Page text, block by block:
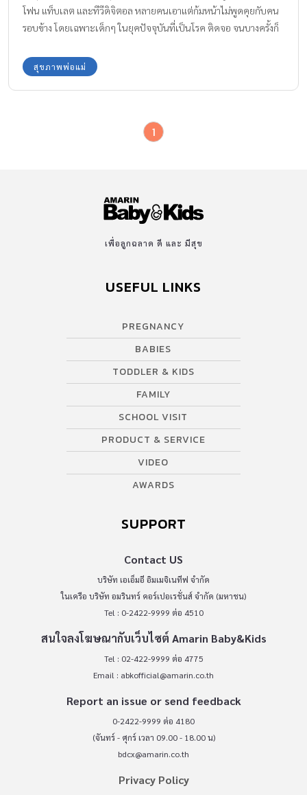
โฟน แท็บเลต และทีวีดิจิตอล หลายคนเอาแต่ก้มหน้าไม่พูดคุยกับคน
รอบข้าง โดยเฉพาะเด็กๆ ในยุคปัจจุบันที่เป็นโรค ติดจอ จนบางครั้งก็
เรื้อรังสุขภาพพ่อแม่
1
เพื่อลูกฉลาด ดี และ มีสุข
USEFUL LINKS
PREGNANCY
BABIES
TODDLER & KIDS
FAMILY
SCHOOL VISIT
PRODUCT & SERVICE
VIDEO
AWARDS
SUPPORT
Contact US
บริษัท เอเอ็มอี อิมเมจิเนทีฟ จำกัด
ในเครือ บริษัท อมรินทร์ คอร์เปอเรชั่นส์ จำกัด (มหาชน)
Tel : 0-2422-9999 ต่อ 4510
สนใจลงโฆษณากับเว็บไซต์ Amarin Baby&Kids
Tel : 02-422-9999 ต่อ 4775
Email : abkofficial@amarin.co.th
Report an issue or send feedback
0-2422-9999 ต่อ 4180
(จันทร์ - ศุกร์ เวลา 09.00 - 18.00 น)
bdcx@amarin.co.th
Privacy Policy